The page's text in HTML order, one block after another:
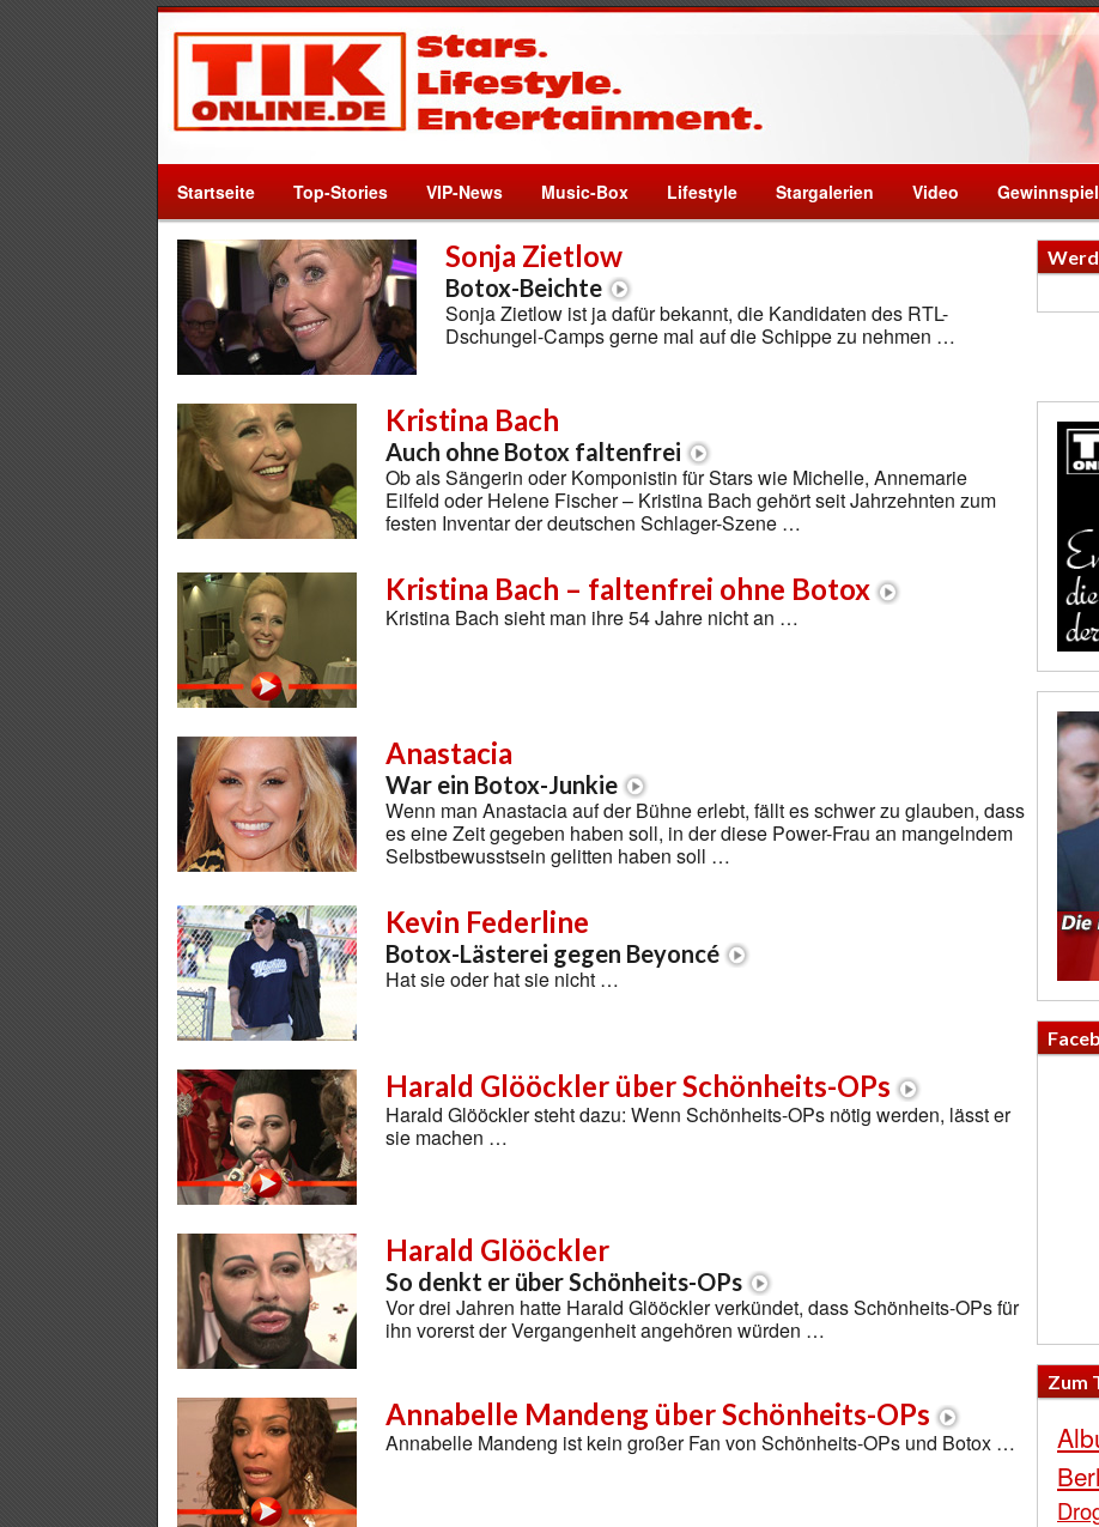
Startseite Top-Stories VIP-News Music-Box Lifestyle Stargalerien Video
Sonja Zietlow
Botox-Beichte
Sonja Zietlow ist ja dafür bekannt, die Kandidaten des RTL-
Dschungel-Camps gerne mal auf die Schippe zu nehmen …
Kristina Bach
Auch ohne Botox faltenfrei
Ob als Sängerin oder Komponistin für Stars wie Michelle, Annemarie
Eilfeld oder Helene Fischer – Kristina Bach gehört seit Jahrzehnten zum
festen Inventar der deutschen Schlager-Szene …
Kristina Bach – faltenfrei ohne Botox
Kristina Bach sieht man ihre 54 Jahre nicht an …
Anastacia
War ein Botox-Junkie
Wenn man Anastacia auf der Bühne erlebt, fällt es schwer zu glauben, dass
es eine Zeit gegeben haben soll, in der diese Power-Frau an mangelndem
Selbstbewusstsein gelitten haben soll …
Kevin Federline
Botox-Lästerei gegen Beyoncé
Hat sie oder hat sie nicht …
Harald Glööckler über Schönheits-OPs
Harald Glööckler steht dazu: Wenn Schönheits-OPs nötig werden, lässt er
sie machen …
Harald Glööckler
So denkt er über Schönheits-OPs
Vor drei Jahren hatte Harald Glööckler verkündet, dass Schönheits-OPs für
ihn vorerst der Vergangenheit angehören würden …
Annabelle Mandeng über Schönheits-OPs
Annabelle Mandeng ist kein großer Fan von Schönheits-OPs und Botox …
Zum